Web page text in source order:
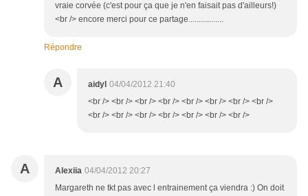
vraie corvée (c'est pour ça que je n'en faisait pas d'ailleurs!)
<br /> encore merci pour ce partage.................
Répondre
A aidyl 04/04/2012 21:40
<br /> <br /> <br /> <br /> <br /> <br /> <br /> <br />
<br /> <br /> <br /> <br /> <br /> <br /> <br />
A Alexiia 04/04/2012 20:27
Margareth ne tkt pas avec l entrainement ça viendra :) On doit